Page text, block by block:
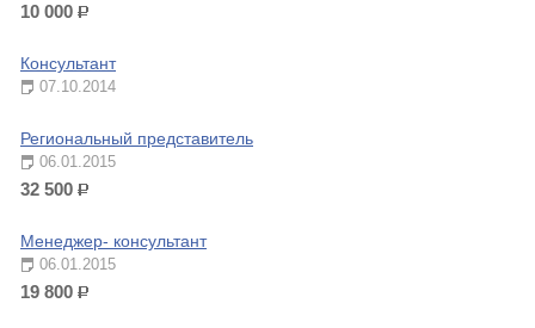
10 000 р.
Консультант
07.10.2014
Региональный представитель
06.01.2015
32 500 р.
Менеджер- консультант
06.01.2015
19 800 р.